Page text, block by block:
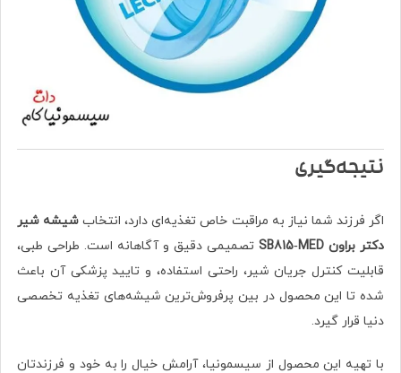
نتیجه‌گیری
اگر فرزند شما نیاز به مراقبت خاص تغذیه‌ای دارد، انتخاب شیشه شیر
دکتر براون SB815‑MED
تصمیمی دقیق و آگاهانه است. طراحی طبی،
قابلیت کنترل جریان شیر، راحتی استفاده، و تایید پزشکی آن باعث
شده تا این محصول در بین پرفروش‌ترین شیشه‌های تغذیه تخصصی
دنیا قرار گیرد.
با تهیه این محصول از سیسمونیا، آرامش خیال را به خود و فرزندتان